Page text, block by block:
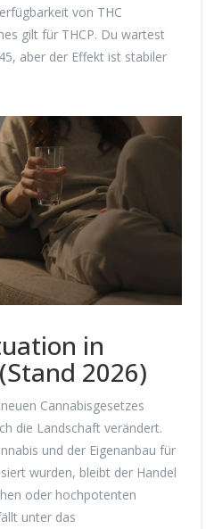
von THC
gilt für THCP. Du wartest
aber der Effekt ist stabiler
in
2026)
Cannabisgesetzes
die Landschaft verändert.
und der Eigenanbau für
wurden, bleibt der Handel
oder hochpotenten
unter das